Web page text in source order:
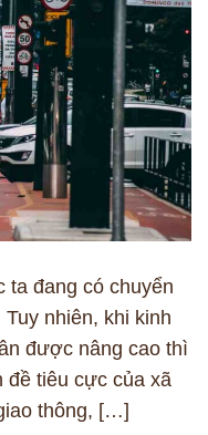
ta đang có chuyển
nhiên, khi kinh
được nâng cao thì
đề tiêu cực của xã
thông, […]